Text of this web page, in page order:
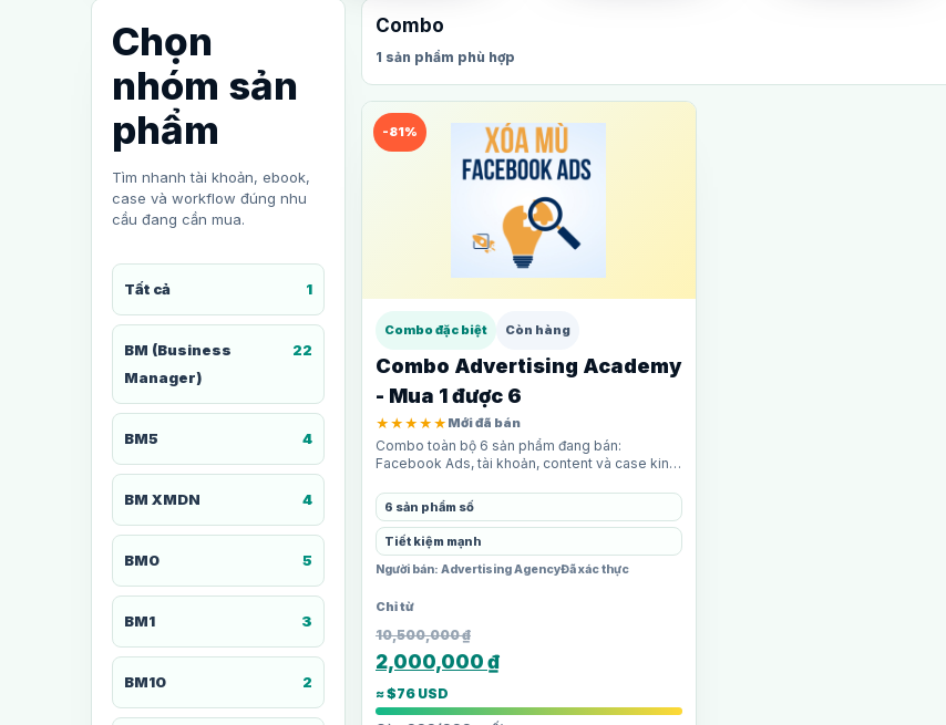
Chọn
nhóm sản
phẩm
Tìm nhanh tài khoản, ebook,
case và workflow đúng nhu
cầu đang cần mua.
Tất cả 1
BM (Business
Manager)
22
BM5 4
BM XMDN 4
BM0 5
BM1 3
BM10 2
Combo
1 sản phẩm phù hợp
-81%
Combo đặc biệt Còn hàng
Combo Advertising Academy
- Mua 1 được 6
★★★★★ Mới đã bán
Combo toàn bộ 6 sản phẩm đang bán:
Facebook Ads, tài khoản, content và case kinh
6 sản phẩm số
Tiết kiệm mạnh
Người bán: Advertising AgencyĐã xác thực
10,500,000₫
2,000,000 ₫
≈ $76 USD